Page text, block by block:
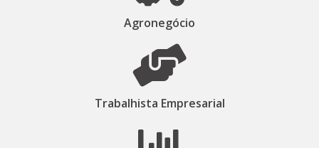
Agronegócio
Trabalhista Empresarial​